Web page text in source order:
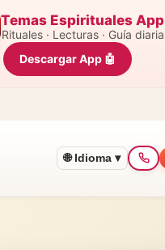
Temas Espirituales App
Rituales · Lecturas · Guía diaria
Descargar App 🤖
🌐 Idioma ▾